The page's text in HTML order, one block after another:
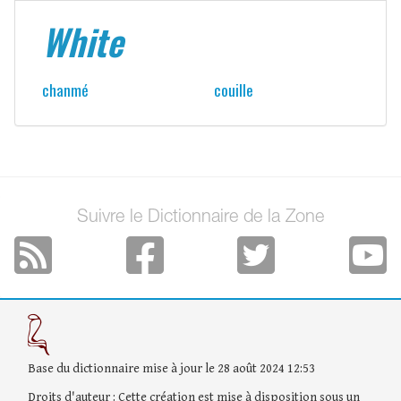
White
chanmé couille
Suivre le Dictionnaire de la Zone
Base du dictionnaire mise à jour le 28 août 2024 12:53
Droits d'auteur : Cette création est mise à disposition sous un